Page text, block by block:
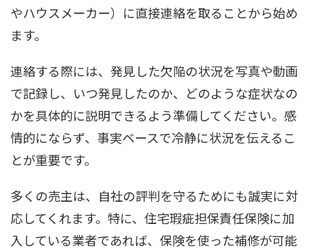
やハウスメーカー）に直接連絡を取ることから始め
ます。
連絡する際には、発見した欠陥の状況を写真や動画
で記録し、いつ発見したのか、どのような症状なの
かを具体的に説明できるよう準備してください。感
情的にならず、事実ベースで冷静に状況を伝えるこ
とが重要です。
多くの売主は、自社の評判を守るためにも誠実に対
応してくれます。特に、住宅瑕疵担保責任保険に加
入している業者であれば、保険を使った補修が可能